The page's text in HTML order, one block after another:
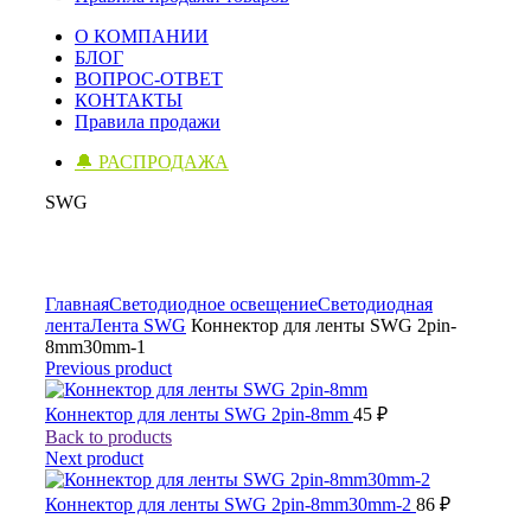
О КОМПАНИИ
БЛОГ
ВОПРОС-ОТВЕТ
КОНТАКТЫ
Правила продажи
🔔 РАСПРОДАЖА
SWG
ГлавнаяСветодиодное освещениеСветодиодная
лентаЛента SWG Коннектор для ленты SWG 2pin-
8mm30mm-1
Previous product
Коннектор для ленты SWG 2pin-8mm 45 ₽
Back to products
Next product
Коннектор для ленты SWG 2pin-8mm30mm-2 86 ₽